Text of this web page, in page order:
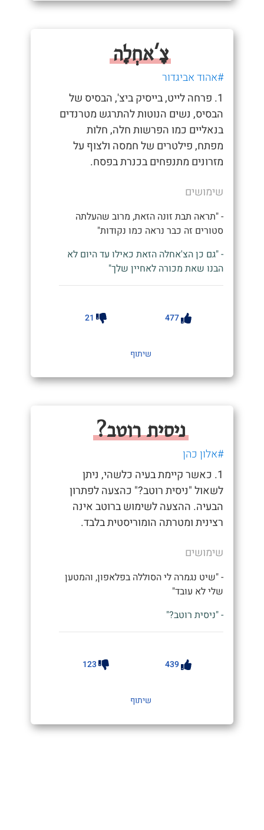
צָ'אחְלָה
#אהוד אביגדור
1. פרחה לייט, בייסיק ביצ', הבסיס של
הבסיס, נשים הנוטות להתרגש מטרנדים
בנאליים כמו הפרשות חלה, חלות
מפתח, פילטרים של חמסה ולצוף על
מזרונים מתנפחים בכנרת בפסח.
שימושים
- "תראה תבת זונה הזאת, מרוב שהעלתה
סטורים זה כבר נראה כמו נקודות"
- "גם כן הצ'אחלה הזאת כאילו עד היום לא
הבנו שאת מכורה לאחיין שלך"
477
21
שיתוף
ניסית רוטב?
#אלון כהן
1. כאשר קיימת בעיה כלשהי, ניתן
לשאול "ניסית רוטב?" כהצעה לפתרון
הבעיה. ההצעה לשימוש ברוטב אינה
רצינית ומטרתה הומוריסטית בלבד.
שימושים
- "שיט נגמרה לי הסוללה בפלאפון, והמטען
שלי לא עובד"
- "ניסית רוטב?"
439
123
שיתוף